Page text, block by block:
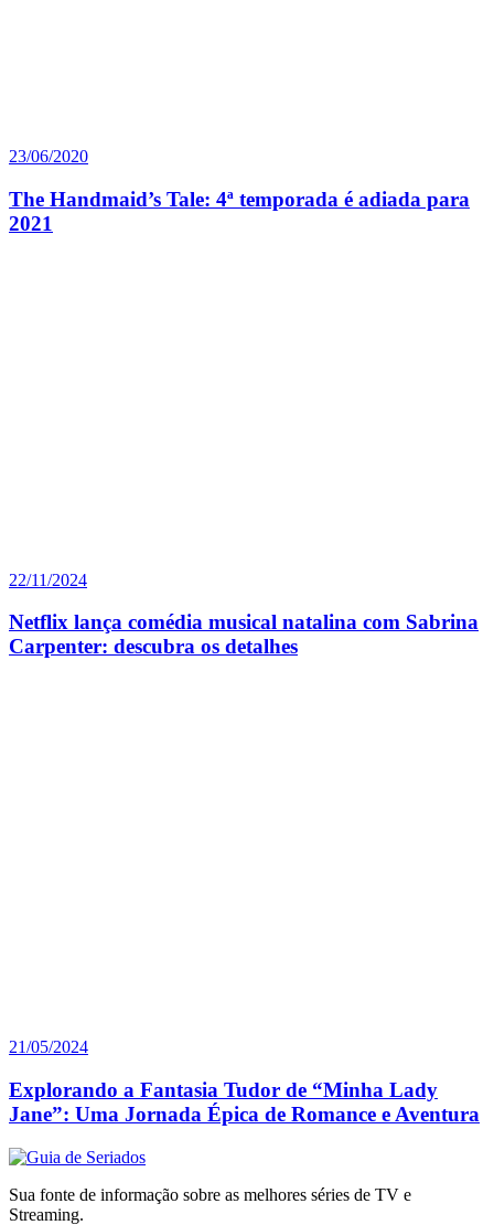
23/06/2020
The Handmaid’s Tale: 4ª temporada é adiada para
2021
22/11/2024
Netflix lança comédia musical natalina com Sabrina
Carpenter: descubra os detalhes
21/05/2024
Explorando a Fantasia Tudor de “Minha Lady
Jane”: Uma Jornada Épica de Romance e Aventura
Sua fonte de informação sobre as melhores séries de TV e
Streaming.